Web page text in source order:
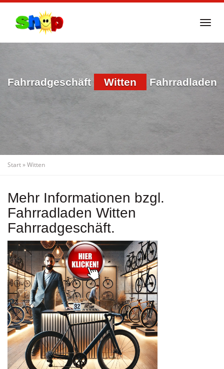
Fahrradgeschäft Witten Fahrradladen
Start»Witten
Mehr Informationen bzgl.
Fahrradladen Witten
Fahrradgeschäft.